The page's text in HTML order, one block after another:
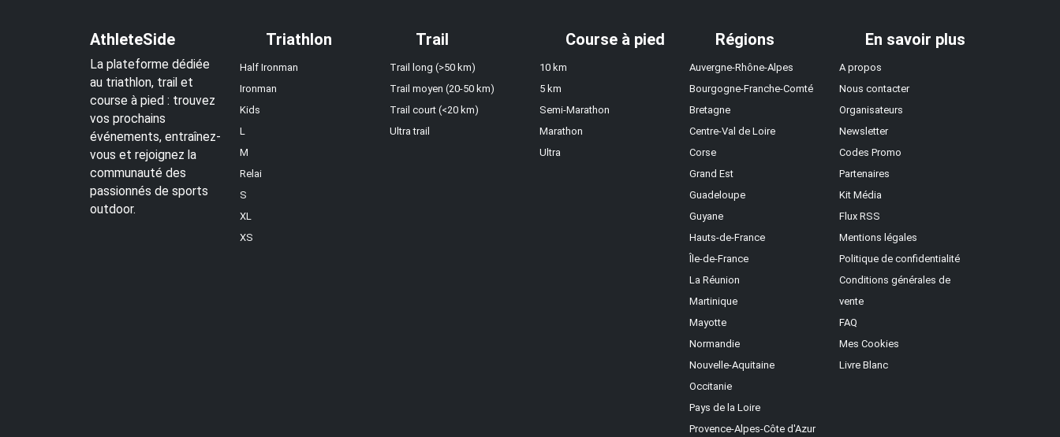
AthleteSide
La plateforme dédiée
au triathlon, trail et
course à pied : trouvez
vos prochains
événements, entraînez-
vous et rejoignez la
communauté des
passionnés de sports
outdoor.
Triathlon
Half Ironman
Ironman
Kids
L
M
Relai
S
XL
XS
Trail
Trail long (>50 km)
Trail moyen (20-50 km)
Trail court (<20 km)
Ultra trail
Course à pied
10 km
5 km
Semi-Marathon
Marathon
Ultra
Régions
Auvergne-Rhône-Alpes
Bourgogne-Franche-Comté
Bretagne
Centre-Val de Loire
Corse
Grand Est
Guadeloupe
Guyane
Hauts-de-France
Île-de-France
La Réunion
Martinique
Mayotte
Normandie
Nouvelle-Aquitaine
Occitanie
Pays de la Loire
Provence-Alpes-Côte d'Azur
En savoir plus
A propos
Nous contacter
Organisateurs
Newsletter
Codes Promo
Partenaires
Kit Média
Flux RSS
Mentions légales
Politique de confidentialité
Conditions générales de
vente
FAQ
Mes Cookies
Livre Blanc